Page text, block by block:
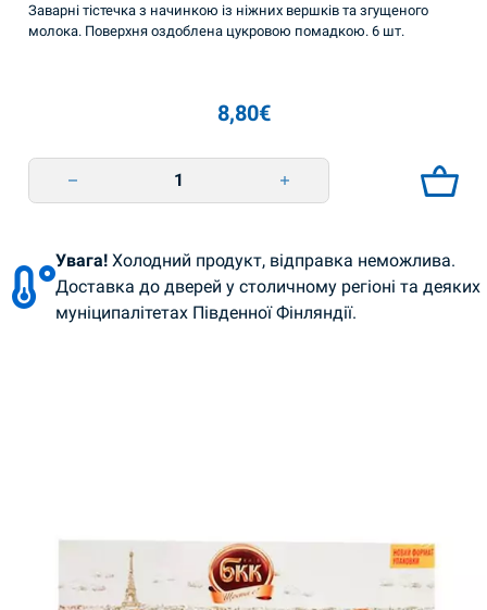
Заварні тістечка з начинкою із ніжних вершків та згущеного
молока. Поверхня оздоблена цукровою помадкою. 6 шт.
8,80€
Увага! Холодний продукт, відправка неможлива.
Доставка до дверей у столичному регіоні та деяких
муніципалітетах Південної Фінляндії.